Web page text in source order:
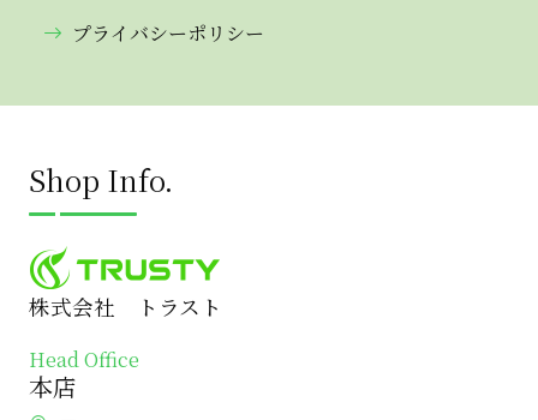
プライバシーポリシー
Shop Info.
株式会社 トラスト
Head Office
本店